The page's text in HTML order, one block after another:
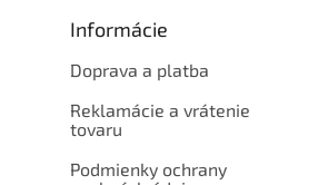
Informácie
Doprava a platba
Reklamácie a vrátenie
tovaru
Podmienky ochrany